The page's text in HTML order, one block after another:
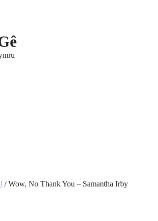
/ Wow, No Thank You – Samantha Irby